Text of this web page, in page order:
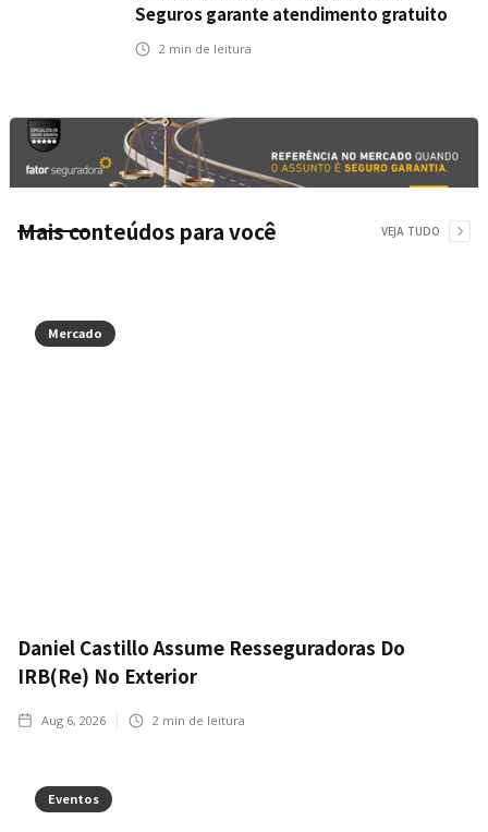
Seguros garante atendimento gratuito
na Ponte Rio-Niterói
2 min de leitura
Mais conteúdos para você VEJA TUDO
Mercado
Daniel Castillo Assume Resseguradoras Do
IRB(Re) No Exterior
Aug 6, 2026 2 min de leitura
Eventos